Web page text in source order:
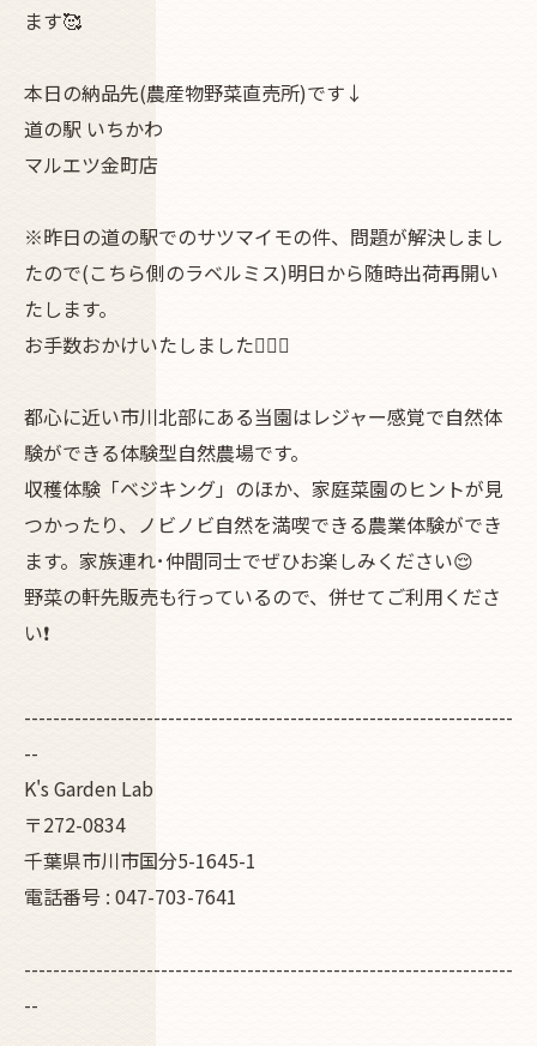
ます🥰
本日の納品先(農産物野菜直売所)です↓
道の駅 いちかわ
マルエツ金町店
※昨日の道の駅でのサツマイモの件、問題が解決しまし
たので(こちら側のラベルミス)明日から随時出荷再開い
たします。
お手数おかけいたしました🙇🏻‍♂️
都心に近い市川北部にある当園はレジャー感覚で自然体
験ができる体験型自然農場です。
収穫体験「ベジキング」のほか、家庭菜園のヒントが見
つかったり、ノビノビ自然を満喫できる農業体験ができ
ます。家族連れ･仲間同士でぜひお楽しみください😌
野菜の軒先販売も行っているので、併せてご利用くださ
い❗
--------------------------------------------------------------------
--
K's Garden Lab
〒272-0834
千葉県市川市国分5-1645-1
電話番号 : 047-703-7641
--------------------------------------------------------------------
--